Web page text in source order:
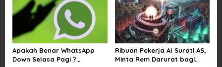
n
Apakah Benar WhatsApp
Down Selasa Pagi ?
Ribuan Pekerja AI Surati AS,
Minta Rem Darurat bagi